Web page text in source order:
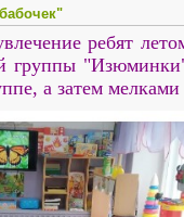
ребят
группы
а затем мелками